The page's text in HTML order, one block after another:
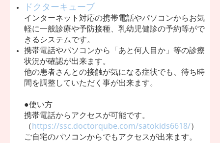
ドクターキューブ
インターネット対応の携帯電話やパソコンからお気
軽に一般診療や予防接種、乳幼児健診の予約等がで
きるシステムです。
携帯電話やパソコンから「あと何人目か」等の診療
状況が確認が出来ます。
他の患者さんとの接触が気になる症状でも、待ち時
間を調整していただく事が出来ます。
●使い方
携帯電話からアクセスが可能です。
（https://ssc.doctorqube.com/satokids6618/）
ご自宅のパソコンからでもアクセスが出来ます。